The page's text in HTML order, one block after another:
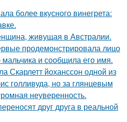
более вкусного винегрета:
живущая в Австралии.
продемонстрировала лицо
и сообщила его имя.
Скарлетт йоханссон одной из
голливуда, но за глянцевым
неуверенность.
друг друга в реальной